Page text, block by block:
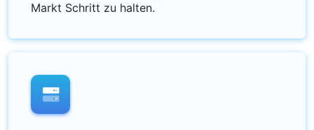
Markt Schritt zu halten.